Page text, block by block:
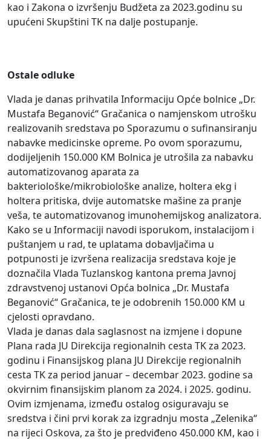
kao i Zakona o izvršenju Budžeta za 2023.godinu su
upućeni Skupštini TK na dalje postupanje.
Ostale odluke
Vlada je danas prihvatila Informaciju Opće bolnice „Dr.
Mustafa Beganović“ Gračanica o namjenskom utrošku
realizovanih sredstava po Sporazumu o sufinansiranju
nabavke medicinske opreme. Po ovom sporazumu,
dodijeljenih 150.000 KM Bolnica je utrošila za nabavku
automatizovanog aparata za
bakteriološke/mikrobiološke analize, holtera ekg i
holtera pritiska, dvije automatske mašine za pranje
veša, te automatizovanog imunohemijskog analizatora.
Kako se u Informaciji navodi isporukom, instalacijom i
puštanjem u rad, te uplatama dobavljačima u
potpunosti je izvršena realizacija sredstava koje je
doznačila Vlada Tuzlanskog kantona prema Javnoj
zdravstvenoj ustanovi Opća bolnica „Dr. Mustafa
Beganović“ Gračanica, te je odobrenih 150.000 KM u
cjelosti opravdano.
Vlada je danas dala saglasnost na izmjene i dopune
Plana rada JU Direkcija regionalnih cesta TK za 2023.
godinu i Finansijskog plana JU Direkcije regionalnih
cesta TK za period januar – decembar 2023. godine sa
okvirnim finansijskim planom za 2024. i 2025. godinu.
Ovim izmjenama, između ostalog osiguravaju se
sredstva i čini prvi korak za izgradnju mosta „Zelenika“
na rijeci Oskova, za što je predviđeno 450.000 KM, kao i